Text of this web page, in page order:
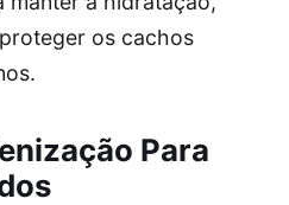
os cachos
Para